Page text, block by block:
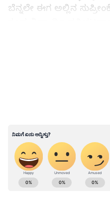
ಬೆನ್ನಲೇ ಈಗ ಅಲ್ಲಿನ
ರಫೇಲ್‌ ರಕ್ಷಣೆಯಲ್ಲಿ
ರಾಜೀನಾಮೆ ಬಳಿಕ
ABOUT THE AUTHOR